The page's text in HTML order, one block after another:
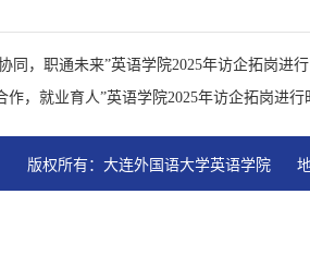
协同，职通未来”英语学院2025年访企拓岗
作，就业育人”英语学院2025年访企拓岗
版权所有：大连外国语大学英语学院